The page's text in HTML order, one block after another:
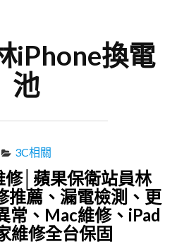
iPhone換電
池
3C相關
│蘋果保衛站員林
推薦、漏電檢測、更
常、Mac維修、iPad
維修全台保固